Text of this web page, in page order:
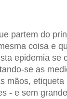
partem do
coisa e
epidemia se
se as
mãos,
- e sem